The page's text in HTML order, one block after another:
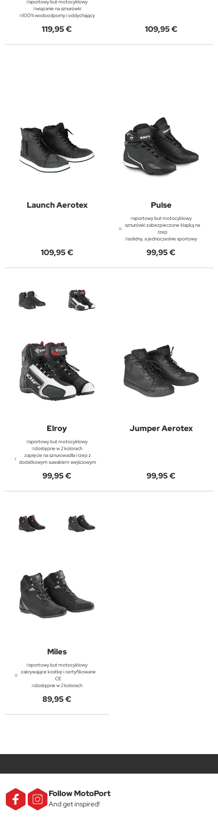
sportowy but motocyklowy
wiązanie na sznurówki
100% wodoodporny i oddychający
119,95 € 109,95 €
Launch Aerotex
109,95 €
Pulse
sportowy but motocyklowy
sznurówki zabezpieczone klapką na
rzep
solidny, a jednocześnie sportowy
99,95 €
Elroy
sportowy but motocyklowy
dostępne w 2 kolorach
zapięcie na sznurowadła i rzep z
dodatkowym suwakiem wejściowym
99,95 €
Jumper Aerotex
99,95 €
Miles
sportowy but motocyklowy
zakrywające kostkę i certyfikowane
CE
dostępne w 2 kolorach
89,95 €
Follow MotoPort
And get inspired!